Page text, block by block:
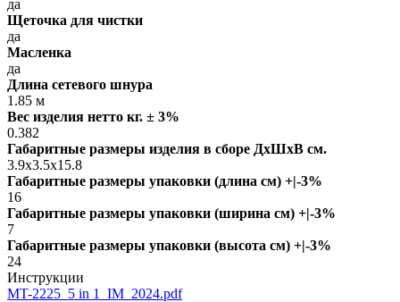
да
Щеточка для чистки
да
Масленка
да
Длина сетевого шнура
1.85 м
Вес изделия нетто кг. ± 3%
0.382
Габаритные размеры изделия в сборе ДxШxВ см.
3.9x3.5x15.8
Габаритные размеры упаковки (длина см) +|-3%
16
Габаритные размеры упаковки (ширина см) +|-3%
7
Габаритные размеры упаковки (высота см) +|-3%
24
Инструкции
MT-2225_5 in 1_IM_2024.pdf